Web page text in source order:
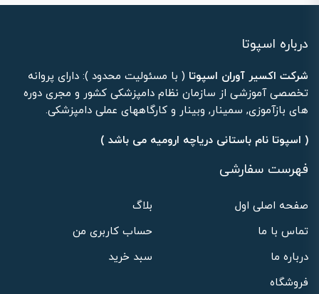
درباره اسپوتا
شرکت اکسیر آوران اسپوتا ( با مسئولیت محدود ): دارای پروانه
تخصصی آموزشی از سازمان نظام دامپزشکی کشور و مجری دوره
های بازآموزی, سمینار, وبینار و کارگاههای عملی دامپزشکی.
( اسپوتا نام باستانی دریاچه ارومیه می باشد )
فهرست سفارشی
صفحه اصلی اول
بلاگ
تماس با ما
حساب کاربری من
درباره ما
سبد خرید
فروشگاه